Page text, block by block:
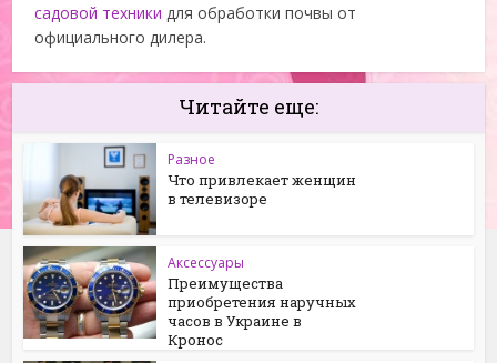
садовой техники для обработки почвы от
официального дилера.
Читайте еще:
Разное
Что привлекает женщин
в телевизоре
Аксессуары
Преимущества
приобретения наручных
часов в Украине в
Кронос